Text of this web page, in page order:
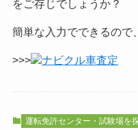
をご存じでしょうか？
簡単な入力でできるので
>>> ナビクル車査定
運転免許センター・試験場を